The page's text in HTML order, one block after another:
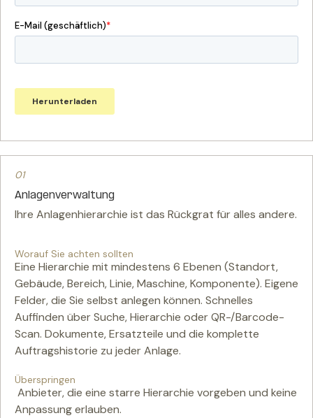
01
Anlagenverwaltung
Ihre Anlagenhierarchie ist das Rückgrat für alles andere.
Worauf Sie achten sollten
Eine Hierarchie mit mindestens 6 Ebenen (Standort,
Gebäude, Bereich, Linie, Maschine, Komponente). Eigene
Felder, die Sie selbst anlegen können. Schnelles
Auffinden über Suche, Hierarchie oder QR-/Barcode-
Scan. Dokumente, Ersatzteile und die komplette
Auftragshistorie zu jeder Anlage.
Überspringen
Anbieter, die eine starre Hierarchie vorgeben und keine
Anpassung erlauben.